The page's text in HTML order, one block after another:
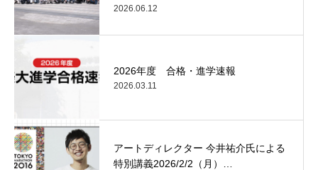
2026.06.12
2026年度 合格・進学速報
2026.03.11
アートディレクター 今井祐介氏による
特別講義2026/2/2（月）…